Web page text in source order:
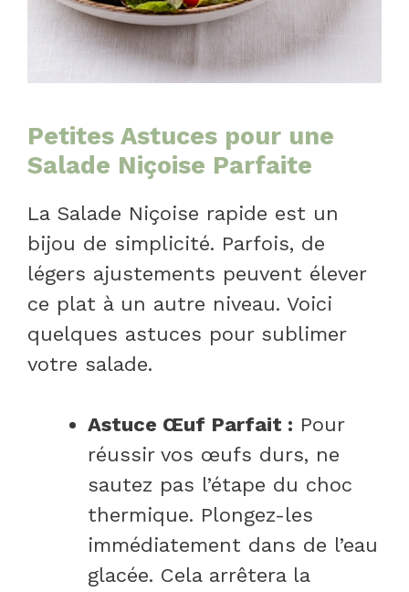
Petites Astuces pour une
Salade Niçoise Parfaite
La Salade Niçoise rapide est un
bijou de simplicité. Parfois, de
légers ajustements peuvent élever
ce plat à un autre niveau. Voici
quelques astuces pour sublimer
votre salade.
Astuce Œuf Parfait : Pour
réussir vos œufs durs, ne
sautez pas l’étape du choc
thermique. Plongez-les
immédiatement dans de l’eau
glacée. Cela arrêtera la